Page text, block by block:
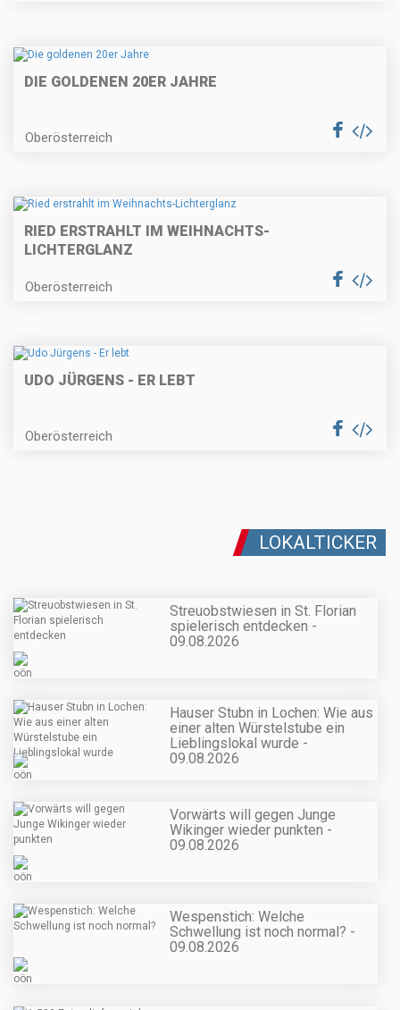
DIE GOLDENEN 20ER JAHRE
Oberösterreich
RIED ERSTRAHLT IM WEIHNACHTS-
LICHTERGLANZ
Oberösterreich
UDO JÜRGENS - ER LEBT
Oberösterreich
LOKALTICKER
Streuobstwiesen in St. Florian
spielerisch entdecken -
09.08.2026
Hauser Stubn in Lochen: Wie aus
einer alten Würstelstube ein
Lieblingslokal wurde -
09.08.2026
Vorwärts will gegen Junge
Wikinger wieder punkten -
09.08.2026
Wespenstich: Welche
Schwellung ist noch normal? -
09.08.2026